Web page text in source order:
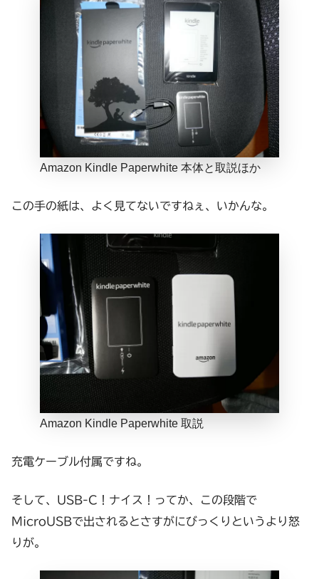
Amazon Kindle Paperwhite 本体と取説ほか
この手の紙は、よく見てないですねぇ、いかんな。
Amazon Kindle Paperwhite 取説
充電ケーブル付属ですね。
そして、USB-C！ナイス！ってか、この段階で
MicroUSBで出されるとさすがにびっくりというより怒
りが。